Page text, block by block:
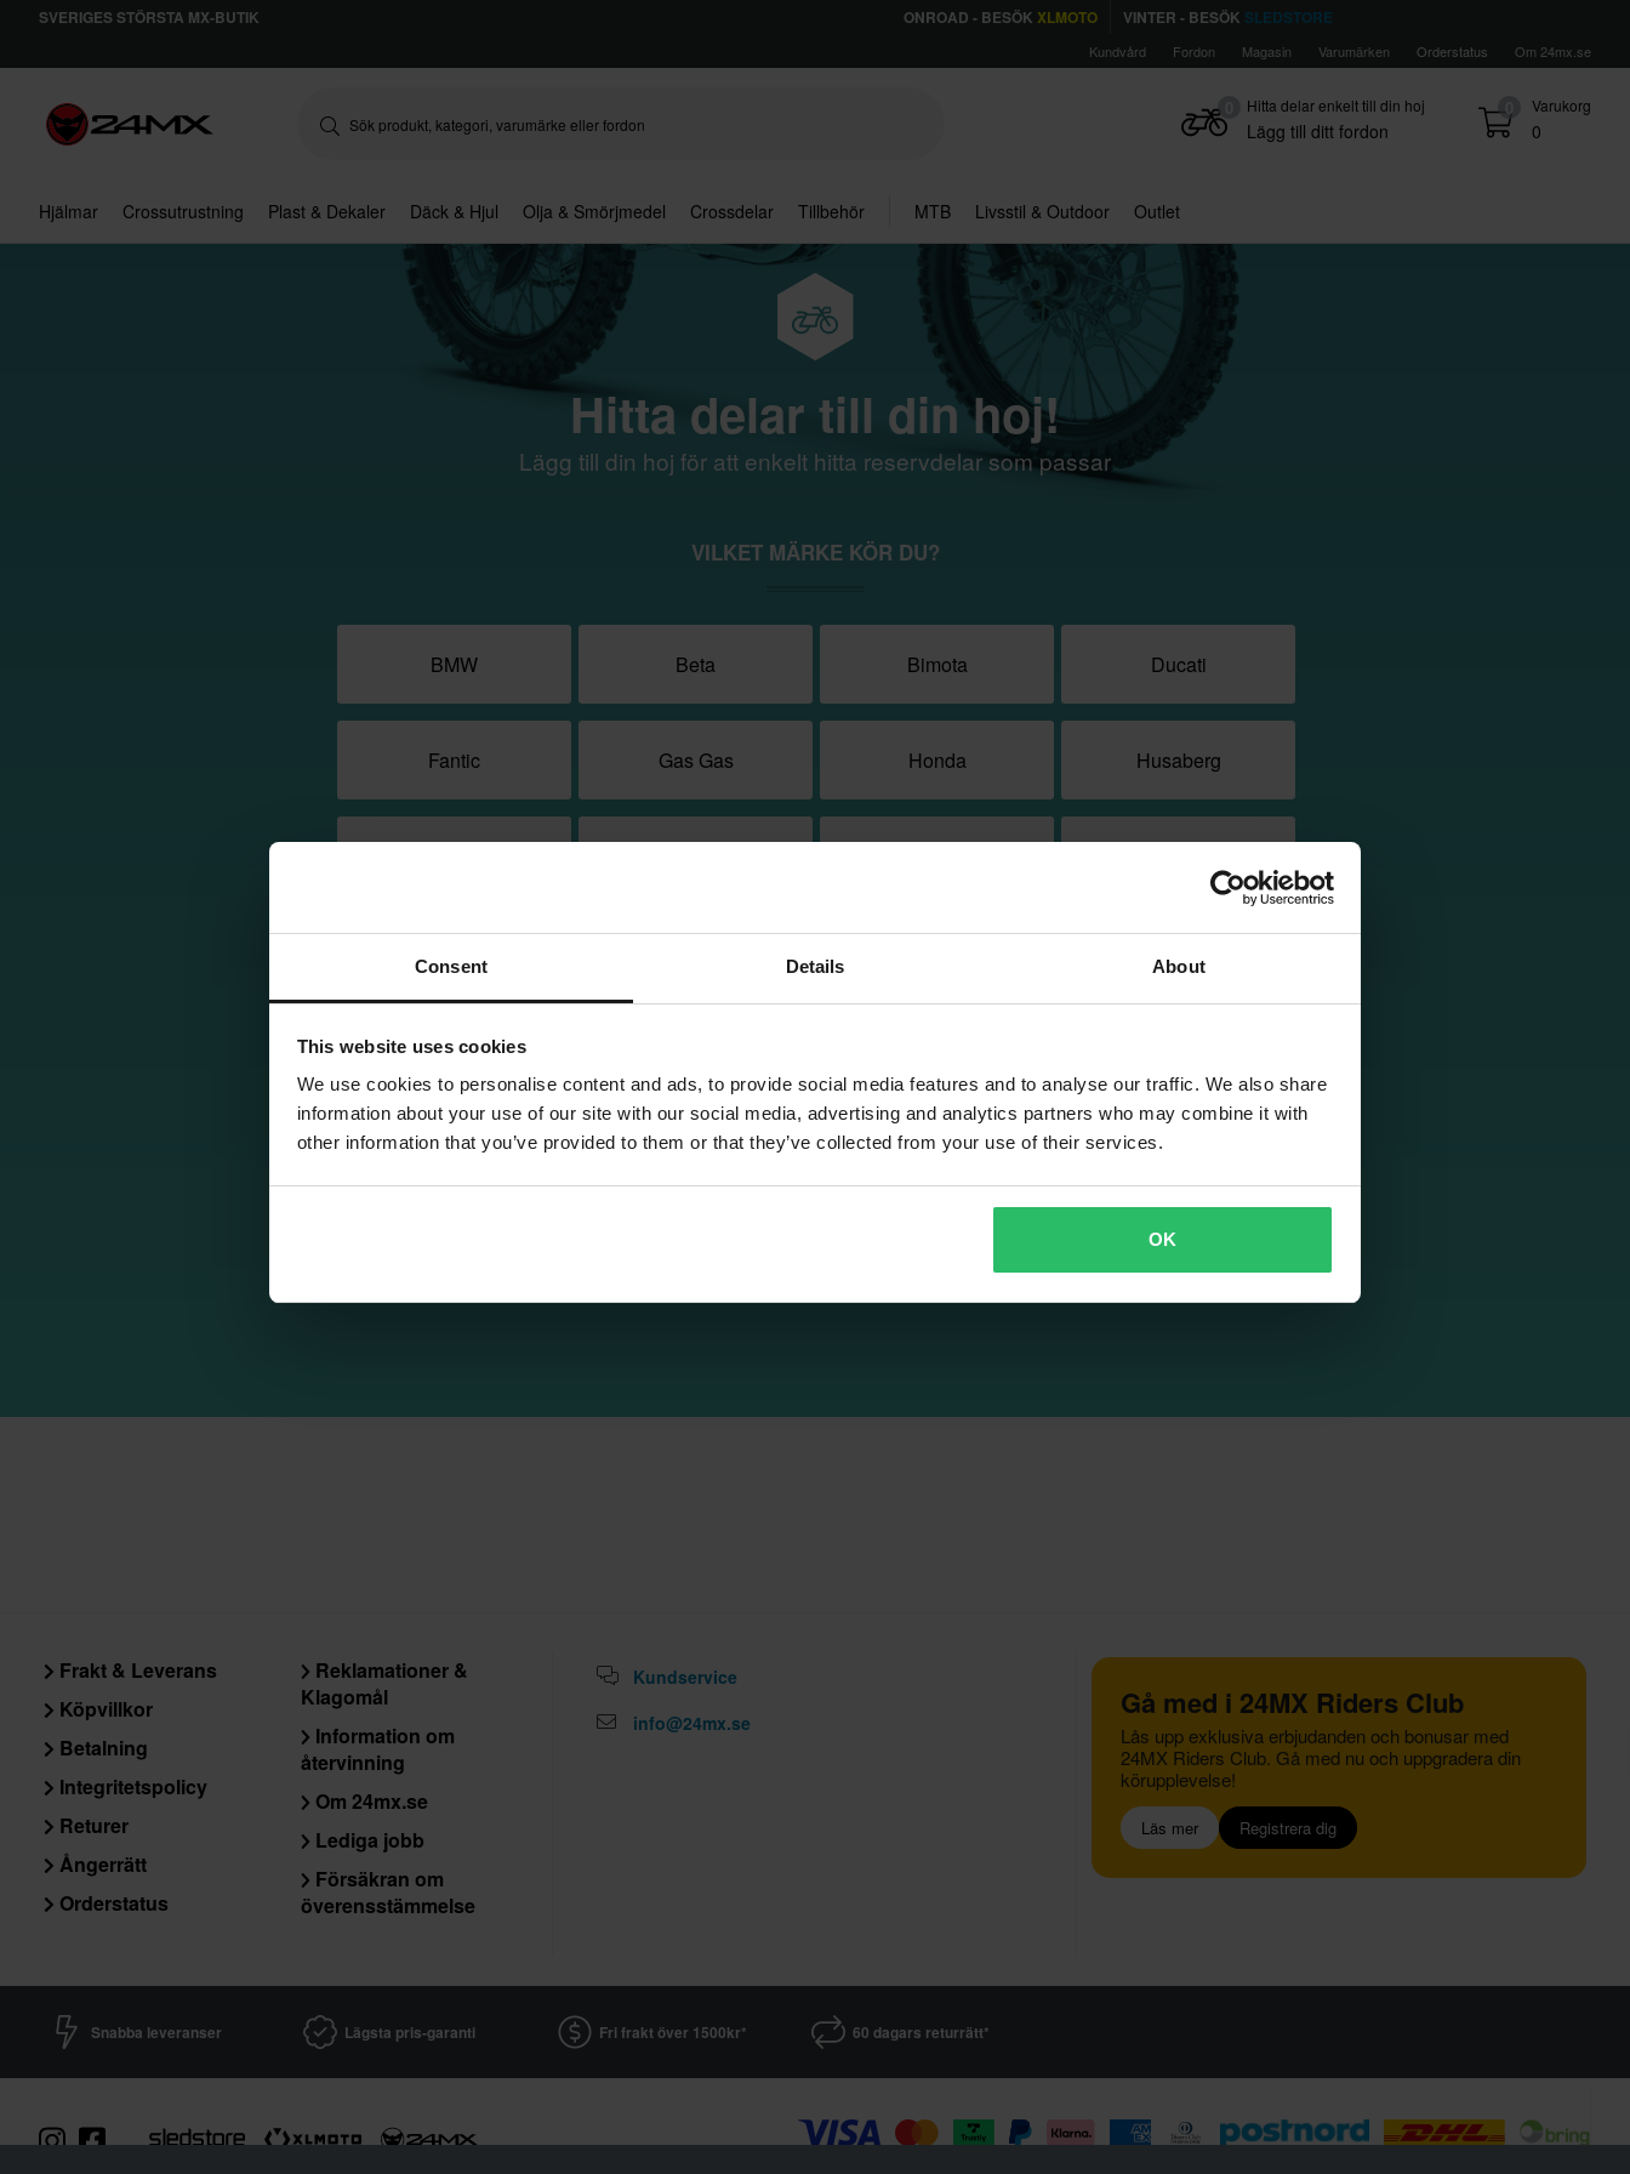
Consent Details About
This website uses cookies
We use cookies to personalise content and ads, to provide social media features and to analyse our traffic. We also share
information about your use of our site with our social media, advertising and analytics partners who may combine it with
other information that you’ve provided to them or that they’ve collected from your use of their services.
OK
SVERIGES STÖRSTA MX-BUTIK ONROAD - BESÖK XLMOTO VINTER - BESÖK SLEDSTORE
Kundvård Fordon Magasin Varumärken Orderstatus Om 24mx.se
0 Varukorg
0
Hitta delar enkelt till din hoj
Lägg till ditt fordon
Hjälmar Crossutrustning Plast & Dekaler Däck & Hjul Olja & Smörjmedel Crossdelar Tillbehör MTB Livsstil & Outdoor Outlet
Hitta delar till din hoj!
Lägg till din hoj för att enkelt hitta reservdelar som passar
VILKET MÄRKE KÖR DU?
BMW Beta Bimota Ducati
Fantic Gas Gas Honda Husaberg
Surron
Triumph Yamaha
Frakt & Leverans
Köpvillkor
Betalning
Integritetspolicy
Returer
Ångerrätt
Orderstatus
Reklamationer &
Klagomål
Information om
återvinning
Om 24mx.se
Lediga jobb
Försäkran om
överensstämmelse
Kundservice
info@24mx.se
Gå med i 24MX Riders Club
Lås upp exklusiva erbjudanden och bonusar med
24MX Riders Club. Gå med nu och uppgradera din
körupplevelse!
Läs mer Registrera dig
Snabba leveranser Lägsta pris-garanti Fri frakt över 1500kr* 60 dagars returrätt*